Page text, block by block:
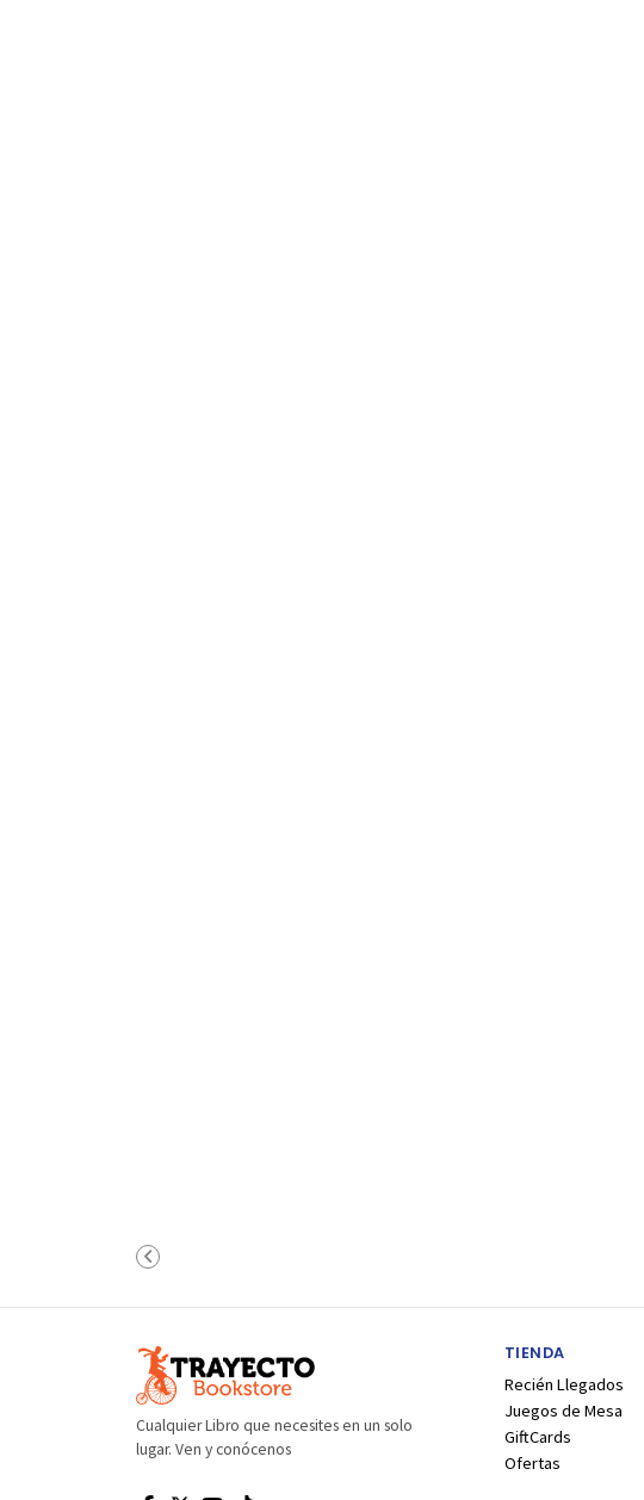
Cualquier Libro que necesites en un solo
lugar. Ven y conócenos
TIENDA
Recién Llegados
Juegos de Mesa
GiftCards
Ofertas